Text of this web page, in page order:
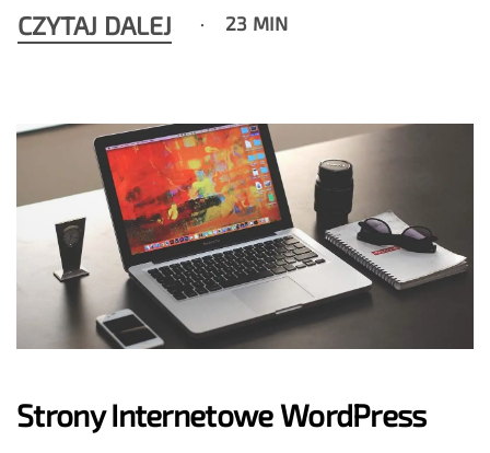
CZYTAJ DALEJ 23 MIN
Strony Internetowe WordPress